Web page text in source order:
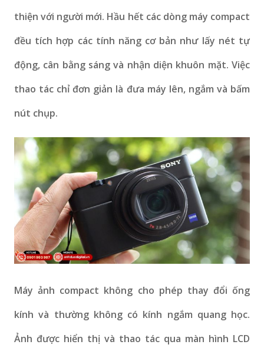
thiện với người mới. Hầu hết các dòng máy compact
đều tích hợp các tính năng cơ bản như lấy nét tự
động, cân bằng sáng và nhận diện khuôn mặt. Việc
thao tác chỉ đơn giản là đưa máy lên, ngắm và bấm
nút chụp.
Máy ảnh compact không cho phép thay đổi ống
kính và thường không có kính ngắm quang học.
Ảnh được hiển thị và thao tác qua màn hình LCD